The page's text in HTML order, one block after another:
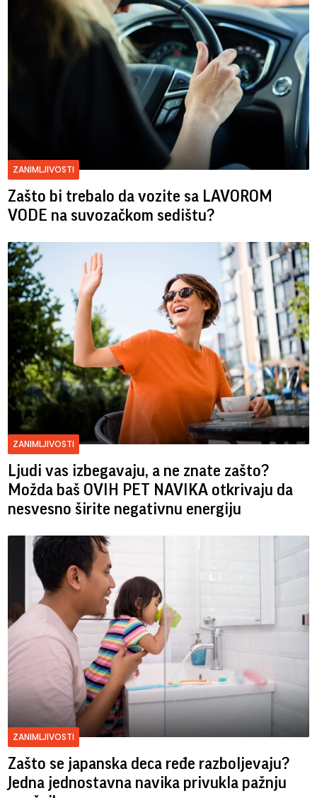
ZANIMLJIVOSTI
Zašto bi trebalo da vozite sa LAVOROM
VODE na suvozačkom sedištu?
ZANIMLJIVOSTI
Ljudi vas izbegavaju, a ne znate zašto?
Možda baš OVIH PET NAVIKA otkrivaju da
nesvesno širite negativnu energiju
ZANIMLJIVOSTI
Zašto se japanska deca ređe razboljevaju?
Jedna jednostavna navika privukla pažnju